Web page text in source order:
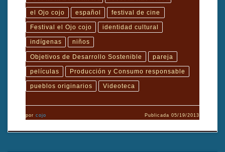
el Ojo cojo español festival de cine
Festival el Ojo cojo identidad cultural
indígenas niños
Objetivos de Desarrollo Sostenible pareja
películas Producción y Consumo responsable
pueblos originarios Videoteca
por cojo Publicada05/19/2013